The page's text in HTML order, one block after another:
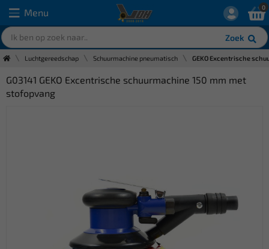
Menu
Zoek
0
Luchtgereedschap Schuurmachine pneumatisch GEKO Excentrische
G03141 GEKO Excentrische schuurmachine 150 mm met
stofopvang